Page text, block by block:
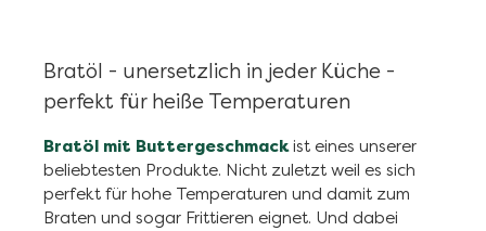
Bratöl - unersetzlich in jeder Küche -
perfekt für heiße Temperaturen
Bratöl mit Buttergeschmackist eines unserer
beliebtesten Produkte. Nicht zuletzt weil es sich
perfekt für hohe Temperaturen und damit zum
Braten und sogar Frittieren eignet. Und dabei